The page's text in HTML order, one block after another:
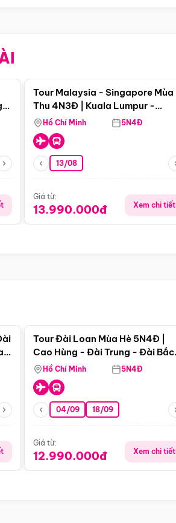
Tour Malaysia - Singapore Mùa
Thu 4N3Đ | Kuala Lumpur -
Malacca - Johor Baru -
Singapore
Hồ Chí Minh 5N4Đ
13/08
Giá từ:
13.990.000đ Xem chi tiết
Tour Đài Loan Mùa Hè 5N4Đ |
Cao Hùng - Đài Trung - Đài Bắc
(Bay Vj)
Hồ Chí Minh 5N4Đ
04/09 18/09
Giá từ:
12.990.000đ Xem chi tiết